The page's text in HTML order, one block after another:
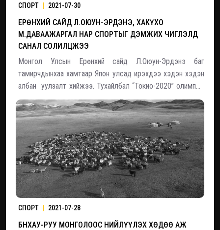
СПОРТ 2021-07-30
ЕРӨНХИЙ САЙД Л.ОЮУН-ЭРДЭНЭ, ХАКҮХО
М.ДАВААЖАРГАЛ НАР СПОРТЫГ ДЭМЖИХ ЧИГЛЭЛД
САНАЛ СОЛИЛЦЖЭЭ
Монгол Улсын Ерөнхий сайд Л.Оюун-Эрдэнэ баг
тамирчдынхаа хамтаар Япон улсад ирэхдээ хэдэн хэдэн
албан уулзалт хийжээ. Тухайлбал “Токио-2020” олимпын
наадмын Монголын багийн элч, сүмо бөхийн 69 дэх
Ёкозүна Хакүхо Даваажаргалтай спортыг дэмжих чиглэлд
тодорхой ажлууд дээр са
СПОРТ 2021-07-28
БНХАУ-РУУ МОНГОЛООС НИЙЛҮҮЛЭХ ХӨДӨӨ АЖ